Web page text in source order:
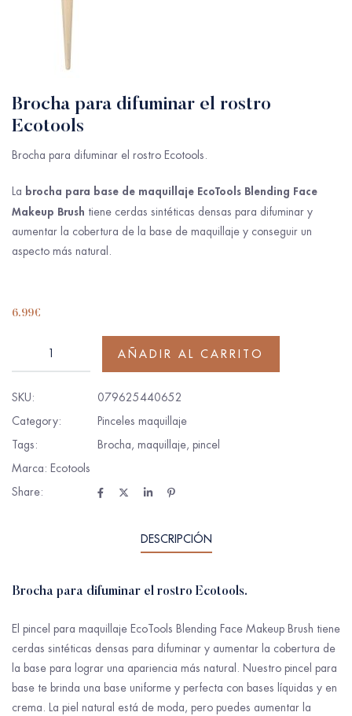
Brocha para difuminar el rostro
Ecotools
Brocha para difuminar el rostro Ecotools.
La brocha para base de maquillaje EcoTools Blending Face
Makeup Brush tiene cerdas sintéticas densas para difuminar y
aumentar la cobertura de la base de maquillaje y conseguir un
aspecto más natural.
6.99€
AÑADIR AL CARRITO
SKU:
079625440652
Category:
Pinceles maquillaje
Tags:
Brocha, maquillaje, pincel
Marca: Ecotools
Share:
DESCRIPCIÓN
Brocha para difuminar el rostro Ecotools.
El pincel para maquillaje EcoTools Blending Face Makeup Brush tiene
cerdas sintéticas densas para difuminar y aumentar la cobertura de
la base para lograr una apariencia más natural. Nuestro pincel para
base te brinda una base uniforme y perfecta con bases líquidas y en
crema. La piel natural está de moda, pero puedes aumentar la